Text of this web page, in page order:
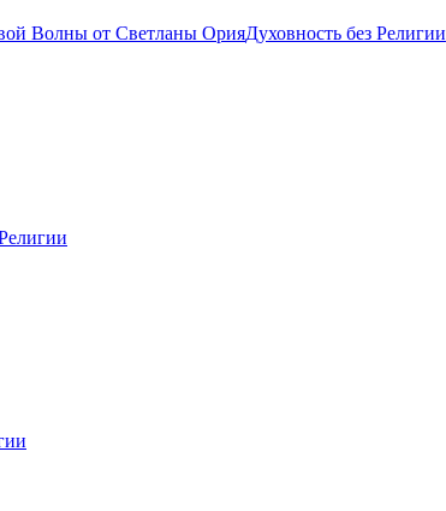
Волны от Светланы ОрияДуховность без Религии